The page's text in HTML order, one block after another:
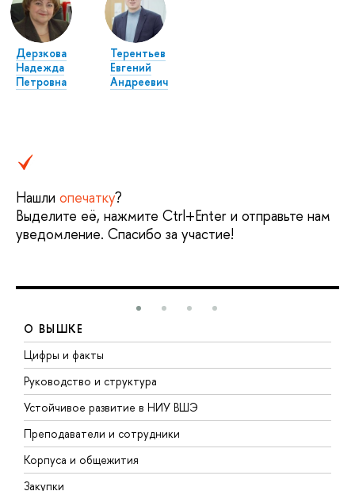
Дерзкова
Надежда
Петровна
Терентьев
Евгений
Андреевич
Нашли опечатку?
Выделите её, нажмите Ctrl+Enter и отправьте нам
уведомление. Спасибо за участие!
О ВЫШКЕ
Цифры и факты
Руководство и структура
Устойчивое развитие в НИУ ВШЭ
Преподаватели и сотрудники
Корпуса и общежития
Закупки